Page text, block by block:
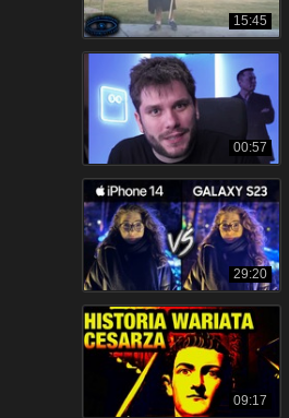
15:45
00:57
29:20
09:17